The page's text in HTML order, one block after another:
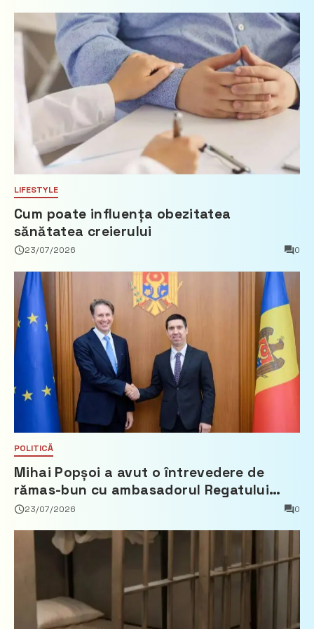
LIFESTYLE
Cum poate influența obezitatea
sănătatea creierului
23/07/2026 0
POLITICĂ
Mihai Popșoi a avut o întrevedere de
rămas-bun cu ambasadorul Regatului
Țărilor de Jos, Fred Duijn
23/07/2026 0